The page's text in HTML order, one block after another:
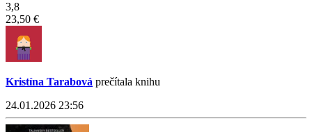
3,8
23,50 €
Kristína Tarabová prečítala knihu
24.01.2026 23:56